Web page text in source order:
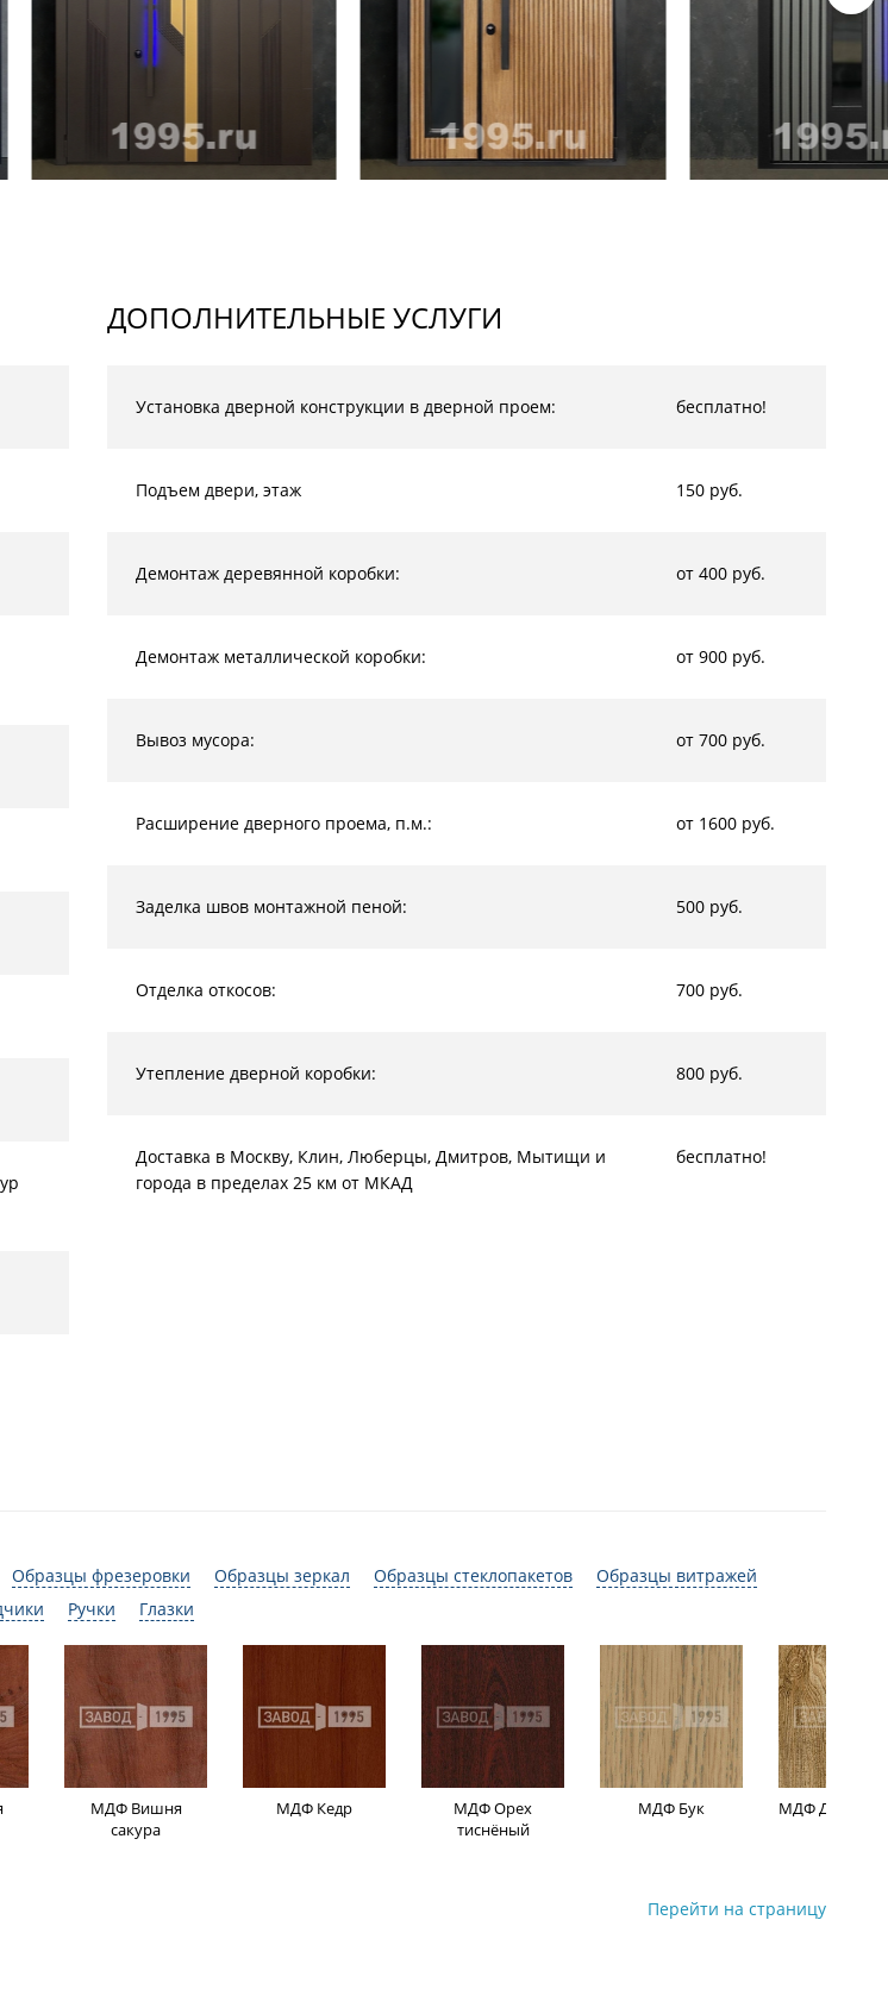
ДОПОЛНИТЕЛЬНЫЕ УСЛУГИ
Установка дверной конструкции в дверной проем: бесплатно!
Подъем двери, этаж 150 руб.
Демонтаж деревянной коробки: от 400 руб.
Демонтаж металлической коробки: от 900 руб.
Вывоз мусора: от 700 руб.
Расширение дверного проема, п.м.: от 1600 руб.
Заделка швов монтажной пеной: 500 руб.
Отделка откосов: 700 руб.
Утепление дверной коробки: 800 руб.
Доставка в Москву, Клин, Люберцы, Дмитров, Мытищи и
города в пределах 25 км от МКАД
бесплатно!
Образцы фрезеровки Образцы зеркал Образцы стеклопакетов
Образцы витражей
Ручки Глазки
МДФ Вишня
сакура
МДФ Кедр
МДФ Орех
тиснёный
МДФ Бук МДФ Дуб
Перейти на страницу